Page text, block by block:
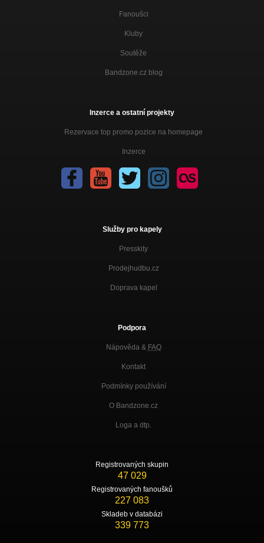
Fanoušci
Kluby
Soutěže
Bandzone.cz blog
Inzerce a ostatní projekty
Rezervace top promo pozice na homepage
Inzerce
Služby pro kapely
Presskity
Prodejhudbu.cz
Doprava kapel
Podpora
Nápověda & FAQ
Kontakt
Podmínky používání
O Bandzone.cz
Loga a dtp.
Registrovaných skupin
47 029
Registrovaných fanoušků
227 083
Skladeb v databázi
339 773